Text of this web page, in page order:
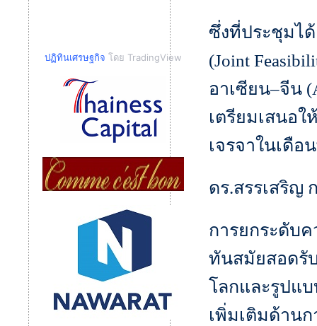
ปฏิทินเศรษฐกิจ โดย TradingView
ซึ่งที่ประชุมไ
(Joint
อาเซียน–จีน
เตรียมเสนอ
เจรจาในเดื
ดร.สรรเสริญ
การยกระดับ
ทันสมัยสอดรั
โลกและรูปแบ
เพิ่มเติมด้าน